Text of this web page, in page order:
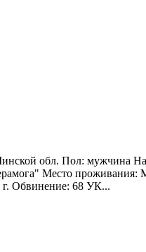
обл. Пол: мужчина
Место
г. Обвинение: 68 УК...